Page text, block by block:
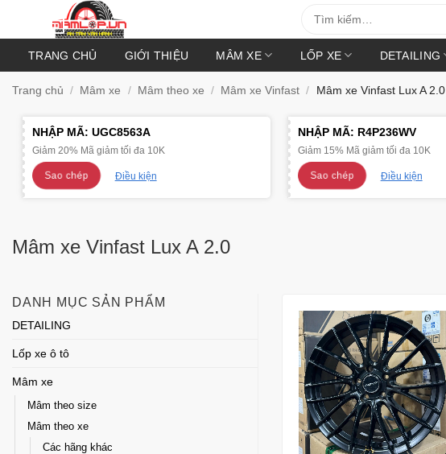
kiếm:
TRANG CHỦ GIỚI THIỆU MÂM XE LỐP XE DETAILING
Trang chủ / Mâm xe / Mâm theo xe / Mâm xe Vinfast / Mâm xe Vinfast Lux A 2.0
NHẬP MÃ: UGC8563A
Giảm 20% Mã giảm tối đa 10K
Sao chép Điều kiện
NHẬP MÃ: R4P236WV
Giảm 15% Mã giảm tối đa 10K
Sao chép Điều kiện
Mâm xe Vinfast Lux A 2.0
DANH MỤC SẢN PHẨM
DETAILING
Lốp xe ô tô
Mâm xe
Mâm theo size
Mâm theo xe
Các hãng khác